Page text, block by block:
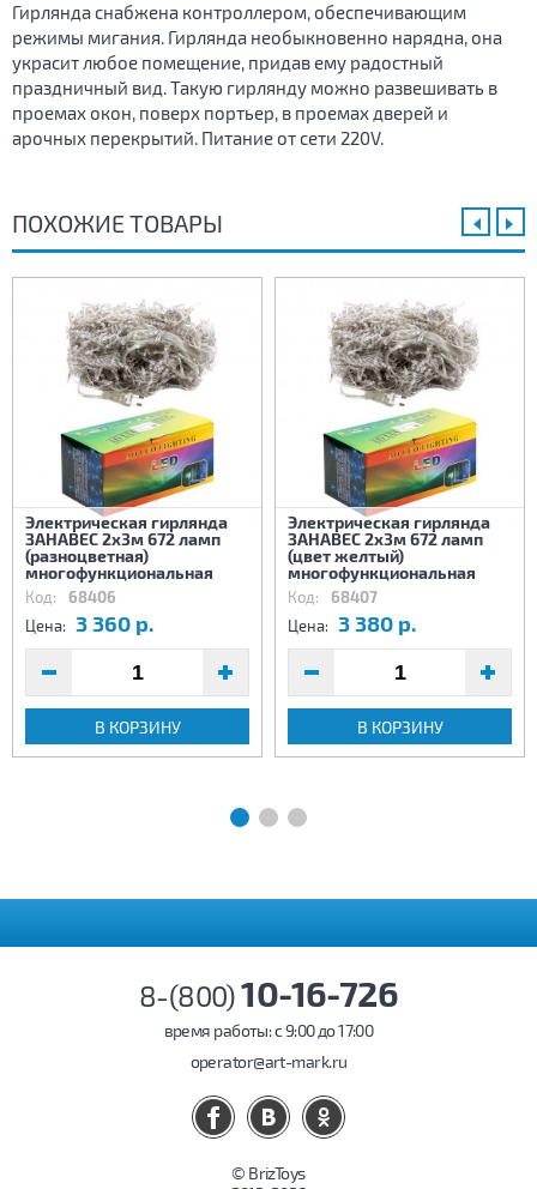
Гирлянда снабжена контроллером, обеспечивающим
режимы мигания. Гирлянда необыкновенно нарядна, она
украсит любое помещение, придав ему радостный
праздничный вид. Такую гирлянду можно развешивать в
проемах окон, поверх портьер, в проемах дверей и
арочных перекрытий. Питание от сети 220V.
ПОХОЖИЕ ТОВАРЫ
Электрическая гирлянда
ЗАНАВЕС 2х3м 672 ламп
(разноцветная)
многофункциональная
Код: 68406
Цена: 3 360 р.
В КОРЗИНУ
Электрическая гирлянда
ЗАНАВЕС 2х3м 672 ламп
(цвет желтый)
многофункциональная
Код: 68407
Цена: 3 380 р.
В КОРЗИНУ
8-(800)10-16-726
время работы: c 9:00 до 17:00
operator@art-mark.ru
© BrizToys